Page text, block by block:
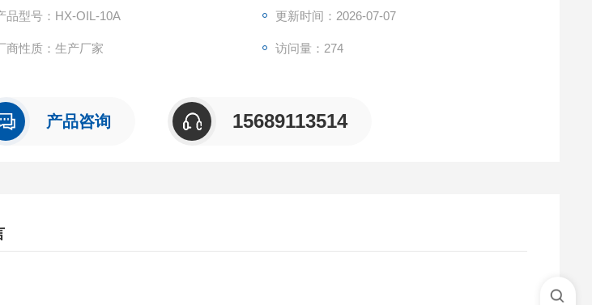
品型号：HX-OIL-10A 更新时间：2026-07-07
商性质：生产厂家 访问量：274
产品咨询 15689113514